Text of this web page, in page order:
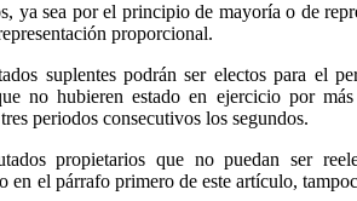
ya sea por el principio de mayoría o de
proporcional.
suplentes podrán ser electos para el
no hubieren estado en ejercicio por
periodos consecutivos los segundos.
propietarios que no puedan ser
en el párrafo primero de este artículo,